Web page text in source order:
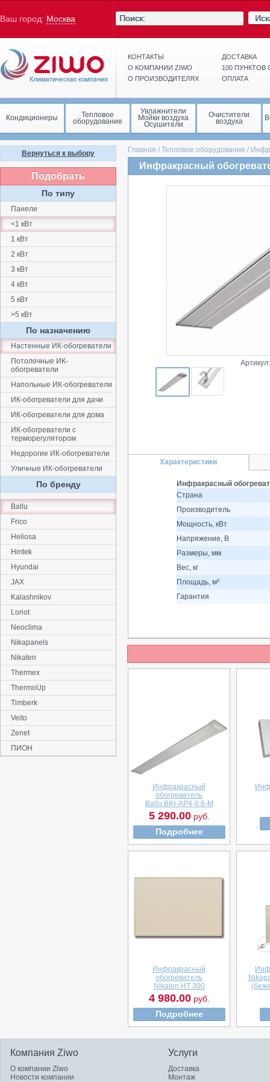
Ваш город: Москва
КОНТАКТЫ
О КОМПАНИИ ZIWO
О ПРОИЗВОДИТЕЛЯХ
ДОСТАВКА
100
ОПЛАТА
Кондиционеры Тепловое
оборудование
Увлажнители
Мойки воздуха
Осушители
Очистители
воздуха
Главная / Тепловое оборудование /
Инфракрасный
Характеристики
Инфракрасный
Страна
Производитель
Мощность, кВт
Напряжение, В
Размеры, мм
Вес, кг
Площадь, м²
Гарантия
Инфракрасный
обогреватель
Ballu BIH-AP4-0.6-M
5 290.00руб.
Подробнее
Инфракрасный
обогреватель
Nikaten НТ 300
4 980.00руб.
Подробнее
Вернуться к выбору
Подобрать
По типу
Панели
<1 кВт
1 кВт
2 кВт
3 кВт
4 кВт
5 кВт
>5 кВт
По назначению
Настенные ИК-обогреватели
Потолочные ИК-
обогреватели
Напольные ИК-обогреватели
ИК-обогреватели для дачи
ИК-обогреватели для дома
ИК-обогреватели с
терморегулятором
Недорогие ИК-обогреватели
Уличные ИК-обогреватели
По бренду
Ballu
Frico
Heliosa
Hintek
Hyundai
JAX
Kalashnikov
Loriot
Neoclima
Nikapanels
Nikaten
Thermex
ThermoUp
Timberk
Veito
Zenet
ПИОН
Компания Ziwo
О компании Ziwo
Новости компании
Услуги
Доставка
Монтаж